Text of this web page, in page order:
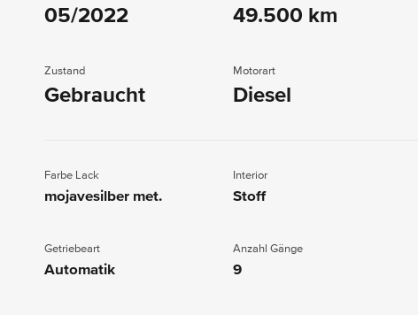
05/2022 49.500 km
Zustand
Gebraucht
Motorart
Diesel
Farbe Lack
mojavesilber met.
Interior
Stoff
Getriebeart
Automatik
Anzahl Gänge
9